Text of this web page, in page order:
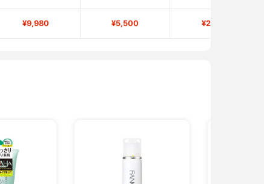
¥9,980 ¥5,500 ¥2,750